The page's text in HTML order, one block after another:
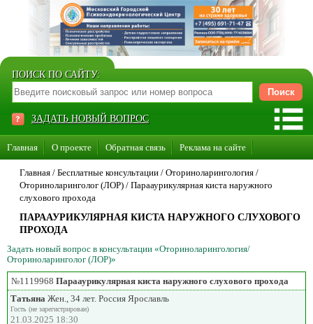
ПОИСК ПО САЙТУ:
ЗАДАТЬ НОВЫЙ ВОПРОС
Главная О проекте Обратная связь Реклама на сайте
Стать консультантом нашего сайта
Суперакция «Каждому врачу свой сайт»
Главная / Бесплатные консультации / Оториноларингология /
Оториноларинголог (ЛОР) / Парааурикулярная киста наружного
слухового прохода
ПАРААУРИКУЛЯРНАЯ КИСТА НАРУЖНОГО СЛУХОВОГО
ПРОХОДА
Задать новый вопрос в консультации «Оториноларингология/
Оториноларинголог (ЛОР)»
№1119968 Парааурикулярная киста наружного слухового прохода
Татьяна Жен., 34 лет. Россия Ярославль
Гость (не зарегистрирован)
21.03.2025 18:30